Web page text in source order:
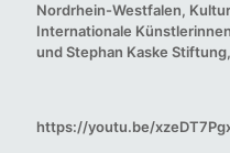
Nordrhein-Westfalen,
Internationale
und Stephan Kaske
https://youtu.be/